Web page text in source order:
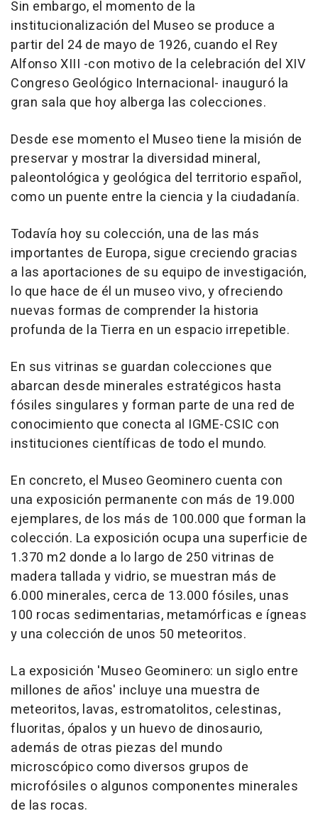
Sin embargo, el momento de la
institucionalización del Museo se produce a
partir del 24 de mayo de 1926, cuando el Rey
Alfonso XIII -con motivo de la celebración del XIV
Congreso Geológico Internacional- inauguró la
gran sala que hoy alberga las colecciones.
Desde ese momento el Museo tiene la misión de
preservar y mostrar la diversidad mineral,
paleontológica y geológica del territorio español,
como un puente entre la ciencia y la ciudadanía.
Todavía hoy su colección, una de las más
importantes de Europa, sigue creciendo gracias
a las aportaciones de su equipo de investigación,
lo que hace de él un museo vivo, y ofreciendo
nuevas formas de comprender la historia
profunda de la Tierra en un espacio irrepetible.
En sus vitrinas se guardan colecciones que
abarcan desde minerales estratégicos hasta
fósiles singulares y forman parte de una red de
conocimiento que conecta al IGME-CSIC con
instituciones científicas de todo el mundo.
En concreto, el Museo Geominero cuenta con
una exposición permanente con más de 19.000
ejemplares, de los más de 100.000 que forman la
colección. La exposición ocupa una superficie de
1.370 m2 donde a lo largo de 250 vitrinas de
madera tallada y vidrio, se muestran más de
6.000 minerales, cerca de 13.000 fósiles, unas
100 rocas sedimentarias, metamórficas e ígneas
y una colección de unos 50 meteoritos.
La exposición 'Museo Geominero: un siglo entre
millones de años' incluye una muestra de
meteoritos, lavas, estromatolitos, celestinas,
fluoritas, ópalos y un huevo de dinosaurio,
además de otras piezas del mundo
microscópico como diversos grupos de
microfósiles o algunos componentes minerales
de las rocas.